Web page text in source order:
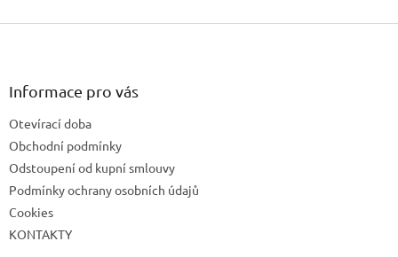
Z
Informace pro vás
Otevírací doba
Obchodní podmínky
Odstoupení od kupní smlouvy
Podmínky ochrany osobních údajů
Cookies
KONTAKTY